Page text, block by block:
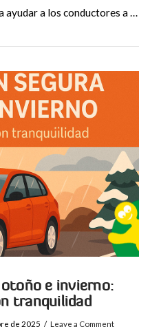
a los conductores a …
e invierno:
tranquilidad
de 2025 Leave a Comment